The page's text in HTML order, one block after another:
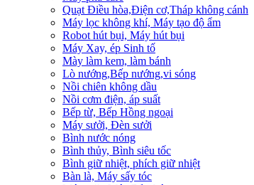
Quạt Điều hòa,Điện cơ,Tháp không cánh
Máy lọc không khí, Máy tạo độ ẩm
Robot hút bụi, Máy hút bụi
Máy Xay, ép Sinh tố
Mày làm kem, làm bánh
Lò nướng,Bếp nướng,vi sóng
Nồi chiên không dầu
Nồi cơm điện, áp suất
Bếp từ, Bếp Hồng ngoại
Máy sưởi, Đèn sưởi
Bình nước nóng
Bình thủy, Bình siêu tốc
Bình giữ nhiệt, phích giữ nhiệt
Bàn là, Máy sấy tóc